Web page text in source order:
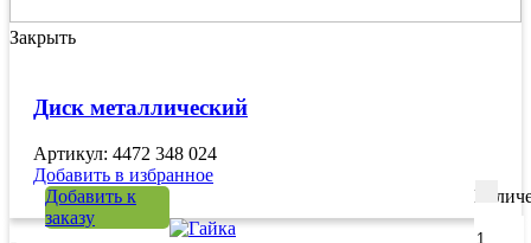
Закрыть
Диск металлический
Артикул: 4472 348 024
Добавить в избранное
Добавить к
заказу